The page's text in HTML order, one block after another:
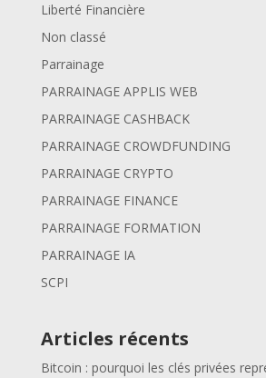
Liberté Financière
Non classé
Parrainage
PARRAINAGE APPLIS WEB
PARRAINAGE CASHBACK
PARRAINAGE CROWDFUNDING
PARRAINAGE CRYPTO
PARRAINAGE FINANCE
PARRAINAGE FORMATION
PARRAINAGE IA
SCPI
Articles récents
Bitcoin : pourquoi les clés privées